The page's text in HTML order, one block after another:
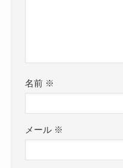
名前 ※
メール ※